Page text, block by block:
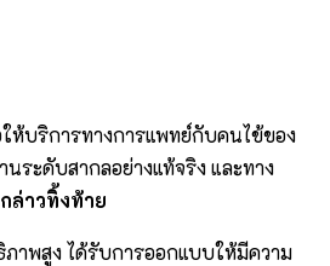
ให้บริการทางการแพทย์กับคนไข้ของ
ระดับสากลอย่างแท้จริง และทาง
ล่าวทิ้งท้าย
ภาพสูง ได้รับการออกแบบให้มีความ